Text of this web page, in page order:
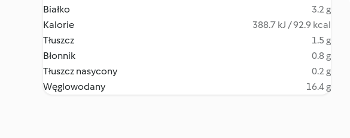
Białko
3.2 g
Kalorie
388.7 kJ / 92.9 kcal
Tłuszcz
1.5 g
Błonnik
0.8 g
Tłuszcz nasycony
0.2 g
Węglowodany
16.4 g